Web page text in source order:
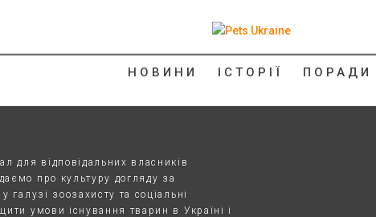
НОВИНИ ІСТОРІЇ ПОРАДИ
для відповідальних власників
про культуру догляду за
галузі зоозахисту та соціальні
умови існування тварин в Україні і